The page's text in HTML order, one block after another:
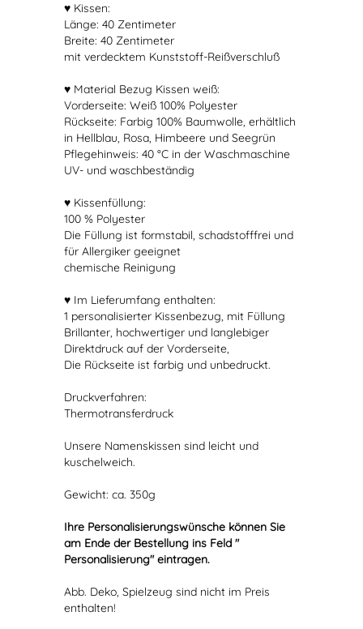
♥ Kissen:
Länge: 40 Zentimeter
Breite: 40 Zentimeter
mit verdecktem Kunststoff-Reißverschluß
♥ Material Bezug Kissen weiß:
Vorderseite: Weiß 100% Polyester
Rückseite: Farbig 100% Baumwolle, erhältlich
in Hellblau, Rosa, Himbeere und Seegrün
Pflegehinweis: 40 °C in der Waschmaschine
UV- und waschbeständig
♥ Kissenfüllung:
100 % Polyester
Die Füllung ist formstabil, schadstofffrei und
für Allergiker geeignet
chemische Reinigung
♥ Im Lieferumfang enthalten:
1 personalisierter Kissenbezug, mit Füllung
Brillanter, hochwertiger und langlebiger
Direktdruck auf der Vorderseite,
Die Rückseite ist farbig und unbedruckt.
Druckverfahren:
Thermotransferdruck
Unsere Namenskissen sind leicht und
kuschelweich.
Gewicht: ca. 350g
Ihre Personalisierungswünsche können Sie
am Ende der Bestellung ins Feld "
Personalisierung" eintragen.
Abb. Deko, Spielzeug sind nicht im Preis
enthalten!